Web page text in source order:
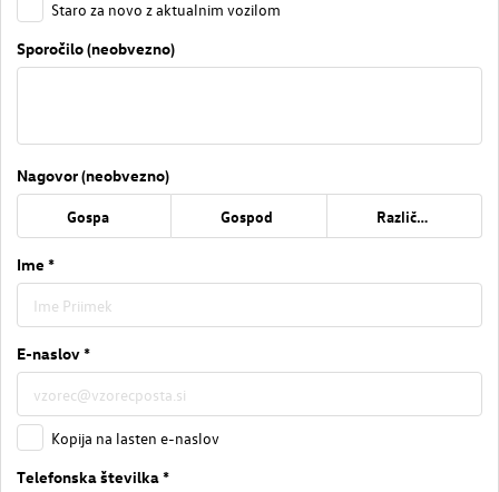
Staro za novo z aktualnim vozilom
Sporočilo (neobvezno)
Nagovor (neobvezno)
Gospa Gospod Različno
Ime *
E-naslov *
Kopija na lasten e-naslov
Telefonska številka *